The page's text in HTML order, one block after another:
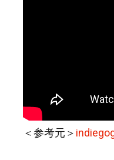
＜参考元＞